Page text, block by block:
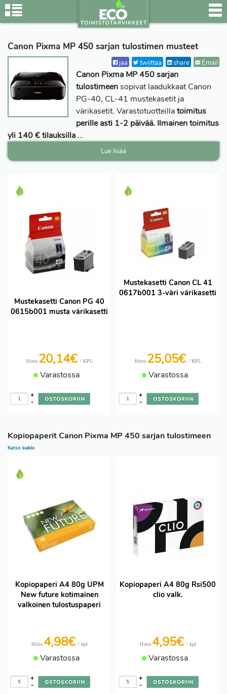
Canon Pixma MP 450 sarjan tulostimen musteet
Email
share
twiittaa
jaa
Canon Pixma MP 450 sarjan
tulostimeensopivat laadukkaat Canon
PG-40, CL-41 mustekasetit ja
värikasetit. Varastotuotteillatoimitus
perille asti 1-2 päivää. Ilmainen toimitus
yli 140 € tilauksilla ...
Lue lisää
Mustekasetti Canon PG 40
0615b001 musta värikasetti
Hinta 20,14€ / KPL
Varastossa
-
+
Mustekasetti Canon CL 41
0617b001 3-väri värikasetti
Hinta 25,05€ / KPL
Varastossa
-
+
Kopiopaperit Canon Pixma MP 450 sarjan tulostimeen
Katso kaikki
Kopiopaperi A4 80g UPM
New future kotimainen
valkoinen tulostuspaperi
Hinta 4,98€ / kpl
Varastossa
-
+
Kopiopaperi A4 80g Rsi500
clio valk.
Hinta 4,95€ / kpl
Varastossa
-
+